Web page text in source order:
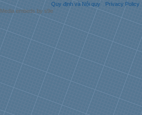
Quy định và Nội quy
Privacy Policy
Media embeds by s9e